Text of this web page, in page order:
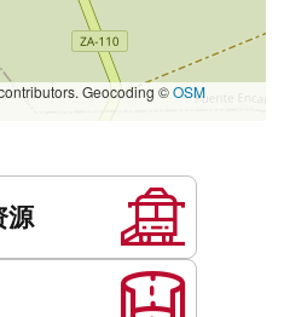
Geocoding ©OSM
源